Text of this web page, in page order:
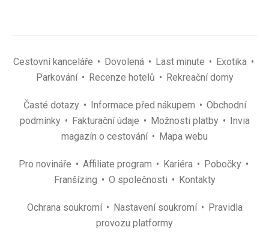
Cestovní kanceláře Dovolená Last minute
Exotika
Parkování
Recenze hotelů Rekreační domy
Časté dotazy Informace před nákupem
Obchodní
podmínky
Fakturační údaje Možnosti platby
Invia
magazín o cestování
Mapa webu
Pro novináře Affiliate program Kariéra
Pobočky
Franšízing
O společnosti Kontakty
Ochrana soukromí Nastavení soukromí
Pravidla
provozu platformy